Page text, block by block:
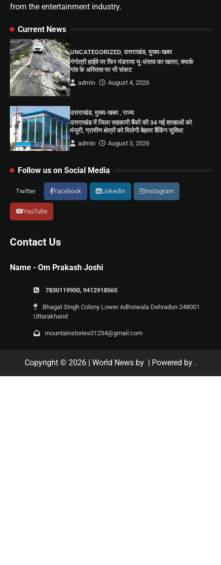
from the entertainment industry.
Current News
UNCATEGORIZED ,उत्तराखंड,मुख्य-खबर
गंगोत्री हाईवे पर फिर मंडराया भू-धंसाव का खतरा, क्यार्क
गांव के अस्तित्व पर भी संकट
admin
August 4, 2026
उत्तराखंड,मुख्य-खबर,राज्य
उत्तराखंड में जिला सहकारी बैंकों की 34 नई शाखाओं को
मंजूरी, ग्रामीण क्षेत्रों को मिलेगी बेहतर बैंकिंग सुविधा
admin
August 3, 2026
Follow us on Social Media
Twitter Facebook LinkedIn Instagram
YouTube
Contact Us
Name - Om Prakash Joshi
7830119900, 9412918565
Bhagat Singh Colony Lower Adhoiwala Dehradun 248001
Uttarakhand
mountainstories01234@gmail.com
Copyright © 2026 | World News by | Powered by .